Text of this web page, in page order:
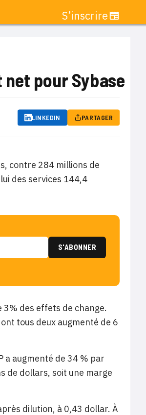
S’inscrire
pour Sybase
LINKEDIN PARTAGER
contre 284 millions de
des services 144,4
des effets de change.
tous deux augmenté de 6
a augmenté de 34 % par
de dollars, soit une marge
dilution, à 0,43 dollar. À